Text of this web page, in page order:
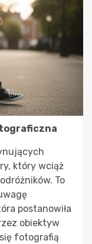
który wciąż
To
postanowiła
obiektyw
fotografią